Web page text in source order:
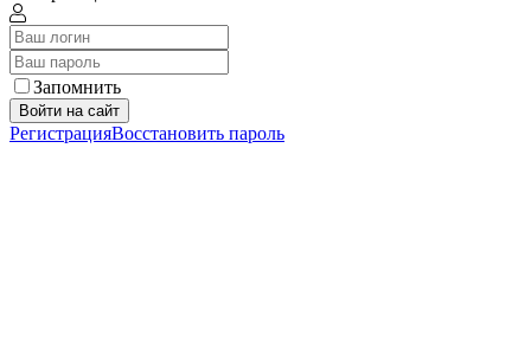
Запомнить
Войти на сайт
РегистрацияВосстановить пароль